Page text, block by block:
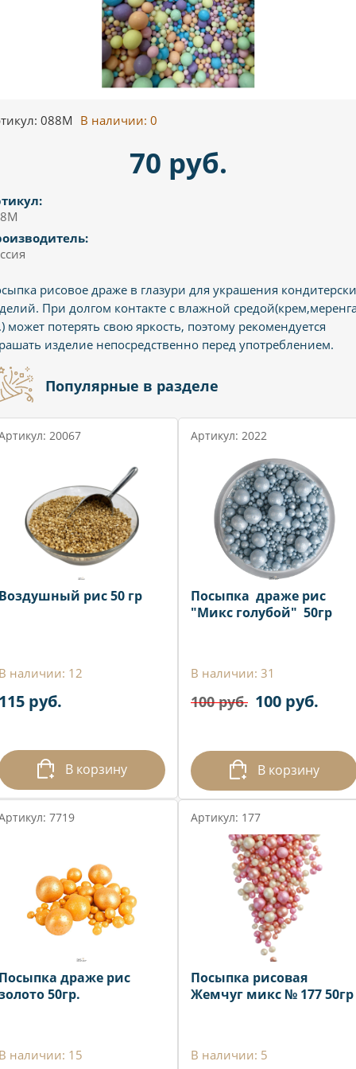
088М В наличии: 0
70 руб.
рисовое драже в глазури для украшения
При долгом контакте с влажной
может потерять свою яркость, поэтому рекомендуется
изделие непосредственно перед употреблением.
Популярные в разделе
20067
рис 50 гр
наличии: 12
руб.
В корзину
Артикул: 2022
Посыпка драже рис
"Микс голубой" 50гр
В наличии: 31
100 руб. 100 руб.
В корзину
7719
драже рис
50гр.
наличии: 15
Артикул: 177
Посыпка рисовая
Жемчуг микс № 177 50гр
В наличии: 5